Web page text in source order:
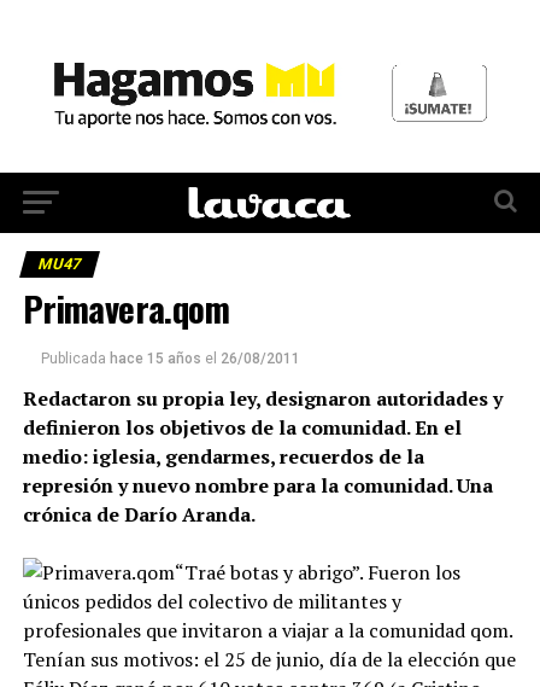
MU47
Primavera.qom
Publicada hace 15 años el 26/08/2011
Redactaron su propia ley, designaron autoridades y
definieron los objetivos de la comunidad. En el
medio: iglesia, gendarmes, recuerdos de la
represión y nuevo nombre para la comunidad. Una
crónica de Darío Aranda.
“Traé botas y abrigo”. Fueron los
únicos pedidos del colectivo de militantes y
profesionales que invitaron a viajar a la comunidad qom.
Tenían sus motivos: el 25 de junio, día de la elección que